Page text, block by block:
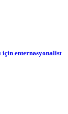
için enternasyonalist